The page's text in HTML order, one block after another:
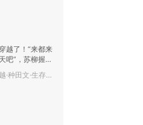
工作，让他穿
生如何使用自
。 本书的交流
兴趣的大大加
越了！“来都来
吧”，苏柳握紧
柳，女，贫困
不详之名远播
。苏柳轻抚着
模仿】
轻松·爽文·宅女·腹黑·穿越·种田文·生存奇遇·已完结·90.5万字